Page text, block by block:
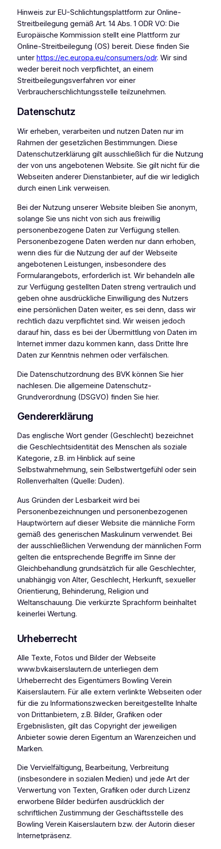
Hinweis zur EU-Schlichtungsplattform zur Online-
Streitbeilegung gemäß Art. 14 Abs. 1 ODR VO: Die
Europäische Kommission stellt eine Plattform zur
Online-Streitbeilegung (OS) bereit. Diese finden Sie
unter https://ec.europa.eu/consumers/odr. Wir sind
weder bereit noch verpflichtet, an einem
Streitbeilegungsverfahren vor einer
Verbraucherschlichtungsstelle teilzunehmen.
Datenschutz
Wir erheben, verarbeiten und nutzen Daten nur im
Rahmen der gesetzlichen Bestimmungen. Diese
Datenschutzerklärung gilt ausschließlich für die Nutzung
der von uns angebotenen Website. Sie gilt nicht für die
Webseiten anderer Dienstanbieter, auf die wir lediglich
durch einen Link verweisen.
Bei der Nutzung unserer Website bleiben Sie anonym,
solange Sie uns nicht von sich aus freiwillig
personenbezogene Daten zur Verfügung stellen.
Personenbezogene Daten werden nur dann erhoben,
wenn dies für die Nutzung der auf der Webseite
angebotenen Leistungen, insbesondere des
Formularangebots, erforderlich ist. Wir behandeln alle
zur Verfügung gestellten Daten streng vertraulich und
geben ohne ausdrückliche Einwilligung des Nutzers
eine persönlichen Daten weiter, es sei denn, dass wir
rechtlich dazu verpflichtet sind. Wir weisen jedoch
darauf hin, dass es bei der Übermittlung von Daten im
Internet immer dazu kommen kann, dass Dritte Ihre
Daten zur Kenntnis nehmen oder verfälschen.
Die Datenschutzordnung des BVK können Sie hier
nachlesen. Die allgemeine Datenschutz-
Grundverordnung (DSGVO) finden Sie hier.
Gendererklärung
Das englische Wort gender (Geschlecht) bezeichnet
die Geschlechtsidentität des Menschen als soziale
Kategorie, z.B. im Hinblick auf seine
Selbstwahrnehmung, sein Selbstwertgefühl oder sein
Rollenverhalten (Quelle: Duden).
Aus Gründen der Lesbarkeit wird bei
Personenbezeichnungen und personenbezogenen
Hauptwörtern auf dieser Website die männliche Form
gemäß des generischen Maskulinum verwendet. Bei
der ausschließlichen Verwendung der männlichen Form
gelten die entsprechende Begriffe im Sinne der
Gleichbehandlung grundsätzlich für alle Geschlechter,
unabhängig von Alter, Geschlecht, Herkunft, sexueller
Orientierung, Behinderung, Religion und
Weltanschauung. Die verkürzte Sprachform beinhaltet
keinerlei Wertung.
Urheberrecht
Alle Texte, Fotos und Bilder der Webseite
www.bvkaiserslautern.de unterliegen dem
Urheberrecht des Eigentümers Bowling Verein
Kaiserslautern. Für alle extern verlinkte Webseiten oder
für die zu Informationszwecken bereitgestellte Inhalte
von Drittanbietern, z.B. Bilder, Grafiken oder
Ergebnislisten, gilt das Copyright der jeweiligen
Anbieter sowie deren Eigentum an Warenzeichen und
Marken.
Die Vervielfältigung, Bearbeitung, Verbreitung
(insbesondere in sozialen Medien) und jede Art der
Verwertung von Texten, Grafiken oder durch Lizenz
erworbene Bilder bedürfen ausdrücklich der
schriftlichen Zustimmung der Geschäftsstelle des
Bowling Verein Kaiserslautern bzw. der Autorin dieser
Internetpräsenz.